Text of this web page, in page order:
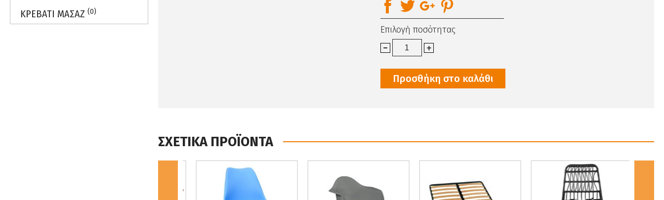
ΚΡΕΒΑΤΙ ΜΑΣΑΖ (0)
Επιλογή ποσότητας
Προσθήκη στο καλάθι
ΣΧΕΤΙΚΑ ΠΡΟΪΟΝΤΑ